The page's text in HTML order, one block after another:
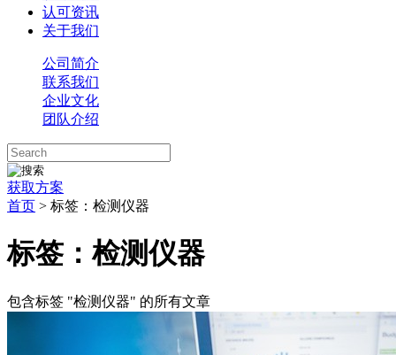
认可资讯
关于我们
公司简介
联系我们
企业文化
团队介绍
获取方案
首页 > 标签：检测仪器
标签：检测仪器
包含标签 "检测仪器" 的所有文章